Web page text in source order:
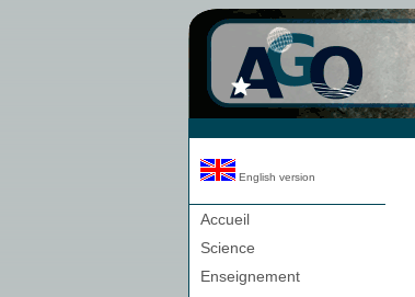
English version
Accueil
Science
Enseignement